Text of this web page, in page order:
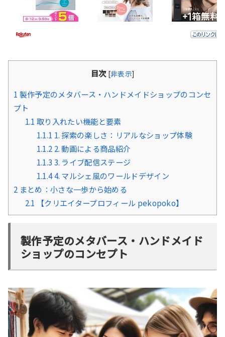
目次 [非表示]
1 製作予定のメタバース・ハンドメイドショップのコンセ
プト
1.1 取り入れたい機能と要素
1.1.1 1. 探索の楽しさ：リアルなショップ体験
1.1.2 2. 動画による商品紹介
1.1.3 3. ライブ配信ステージ
1.1.44. マルシェ風のワールドデザイン
2 まとめ：小さな一歩から始める
2.1 【クリエイタープロフィール pekopoko】
製作予定のメタバース・ハンドメイド
ショップのコンセプト